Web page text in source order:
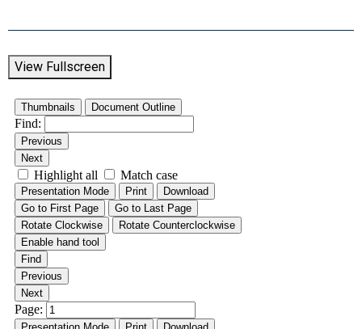
View Fullscreen